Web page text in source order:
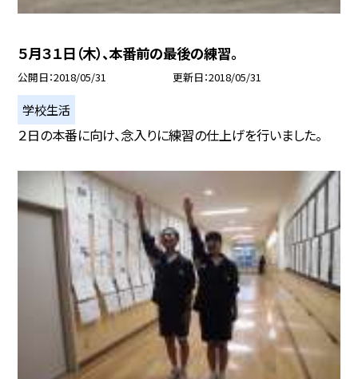
５月３１日（木）、本番前の最後の練習。
公開日 2018/05/31 更新日 2018/05/31
学校生活
２日の本番に向け、念入りに練習の仕上げを行いました。